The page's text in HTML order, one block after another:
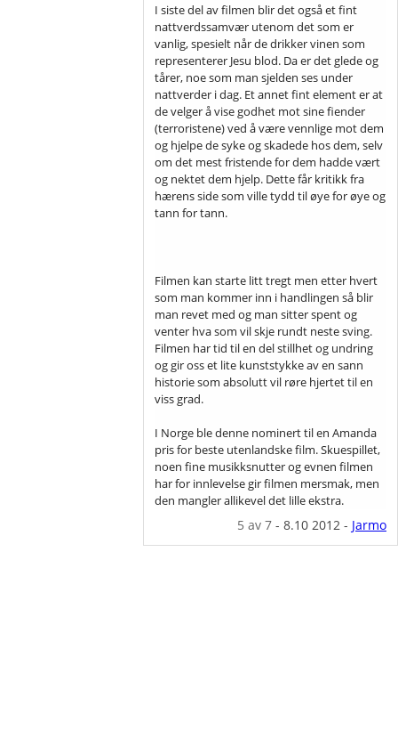
I siste del av filmen blir det også et fint
nattverdssamvær utenom det som er
vanlig, spesielt når de drikker vinen som
representerer Jesu blod. Da er det glede og
tårer, noe som man sjelden ses under
nattverder i dag. Et annet fint element er at
de velger å vise godhet mot sine fiender
(terroristene) ved å være vennlige mot dem
og hjelpe de syke og skadede hos dem, selv
om det mest fristende for dem hadde vært
og nektet dem hjelp. Dette får kritikk fra
hærens side som ville tydd til øye for øye og
tann for tann.
Filmen kan starte litt tregt men etter hvert
som man kommer inn i handlingen så blir
man revet med og man sitter spent og
venter hva som vil skje rundt neste sving.
Filmen har tid til en del stillhet og undring
og gir oss et lite kunststykke av en sann
historie som absolutt vil røre hjertet til en
viss grad.
I Norge ble denne nominert til en Amanda
pris for beste utenlandske film. Skuespillet,
noen fine musikksnutter og evnen filmen
har for innlevelse gir filmen mersmak, men
den mangler allikevel det lille ekstra.
5 av 7- 8.10 2012 - Jarmo